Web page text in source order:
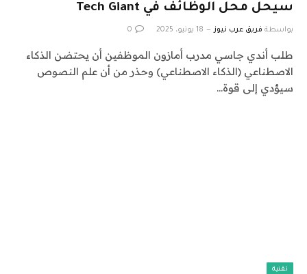
سيحل محل الوظائف في Tech Giant
بواسطة فريق عرب نيوز 18 يونيو، 2025 0
طلب أندي جاسي مدرب أمازون الموظفين أن يحتضن الذكاء
الاصطناعي (الذكاء الاصطناعي) وحذر من أن علم النصوص
سيؤدي إلى قوة…
تقنية